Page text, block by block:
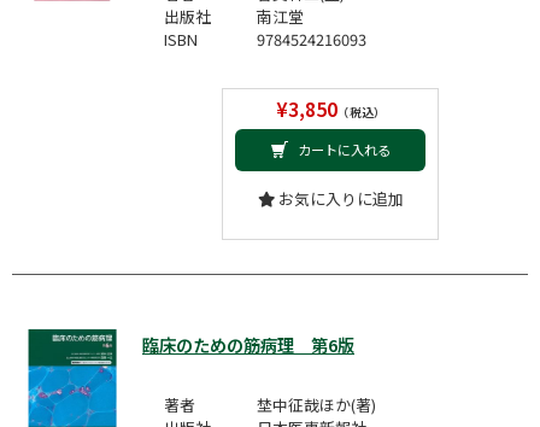
出版社
南江堂
ISBN
9784524216093
¥3,850（税込）
カートに入れる
お気に入りに追加
臨床のための筋病理 第6版
著者
埜中征哉ほか(著)